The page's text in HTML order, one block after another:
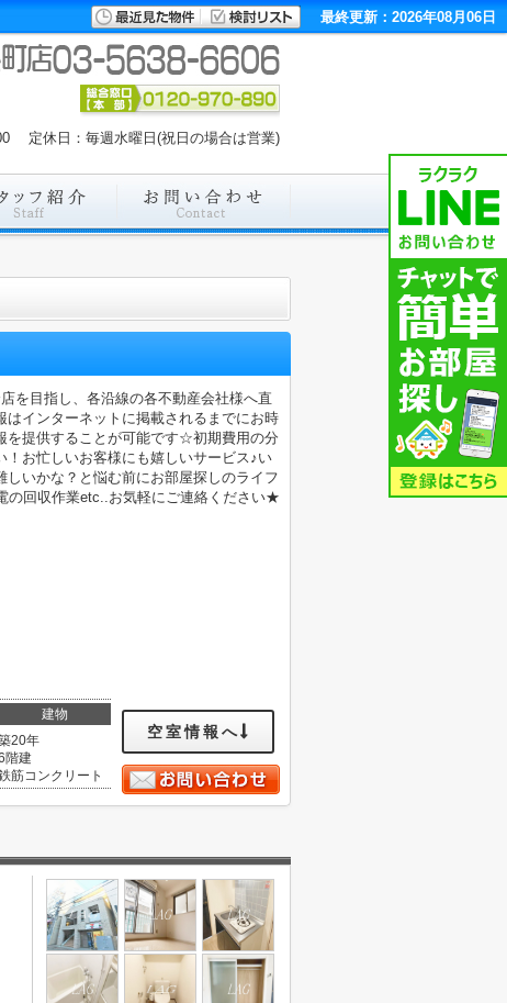
最終更新：2026年08月06日
定休日：毎週水曜日(祝日の場合は営業)
を目指し、各沿線の各不動産会社様へ直
インターネットに掲載されるまでにお時
を提供することが可能です☆初期費用の分
お忙しいお客様にも嬉しいサービス♪い
いかな？と悩む前にお部屋探しのライフ
の回収作業etc..お気軽にご連絡ください★
建物
20年
階建
筋コンクリート
空室情報へ